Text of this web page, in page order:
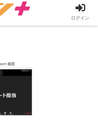
ログイン